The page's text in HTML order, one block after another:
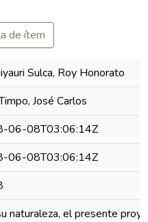
de ítem
Sulca, Roy Honorato
José Carlos
06-08T03:06:14Z
06-08T03:06:14Z
naturaleza, el presente